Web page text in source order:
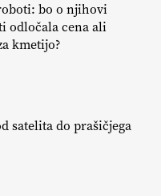
kmetija
kmetija
bo o njihovi
odločala cena ali
kmetijo?
satelita do prašičjega